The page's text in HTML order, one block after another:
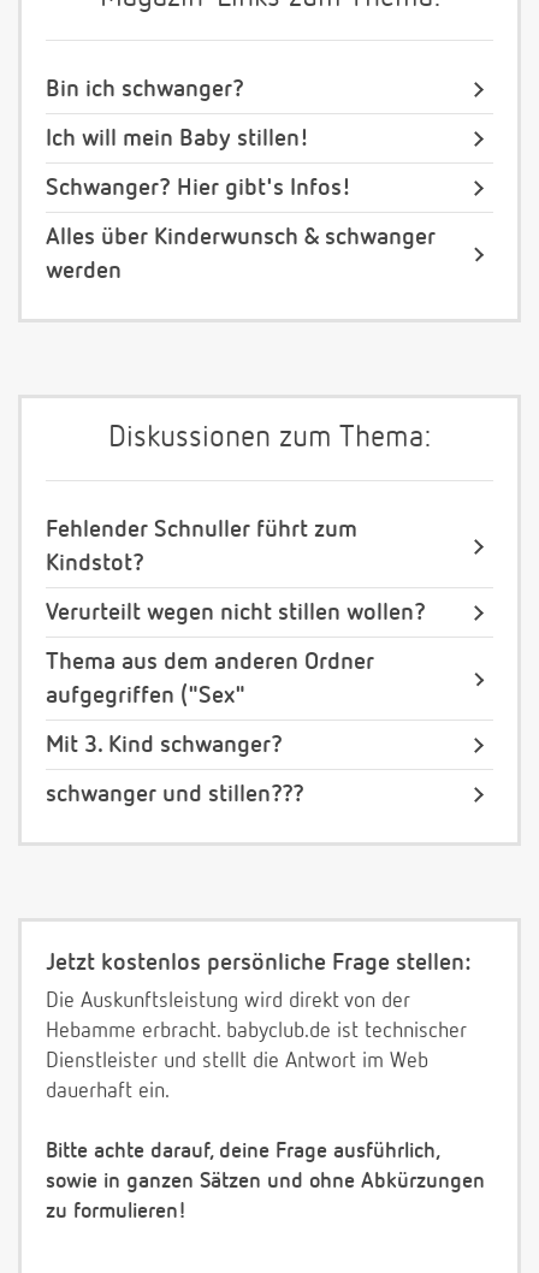
Bin ich schwanger?
Ich will mein Baby stillen!
Schwanger? Hier gibt's Infos!
Alles über Kinderwunsch & schwanger
werden
Diskussionen zum Thema:
Fehlender Schnuller führt zum
Kindstot?
Verurteilt wegen nicht stillen wollen?
Thema aus dem anderen Ordner
aufgegriffen ("Sex"
Mit 3. Kind schwanger?
schwanger und stillen???
Jetzt kostenlos persönliche Frage stellen:
Die Auskunftsleistung wird direkt von der
Hebamme erbracht. babyclub.de ist technischer
Dienstleister und stellt die Antwort im Web
dauerhaft ein.
Bitte achte darauf, deine Frage ausführlich,
sowie in ganzen Sätzen und ohne Abkürzungen
zu formulieren!